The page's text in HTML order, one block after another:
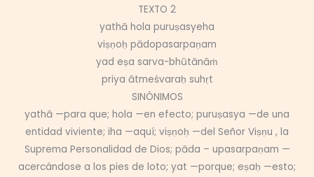
TEXTO 2
yathā hola puruṣasyeha
viṣṇoḥ pādopasarpaṇam
yad eṣa sarva-bhūtānāṁ
priya ātmeśvaraḥ suhṛt
SINÓNIMOS
yathā —para que; hola —en efecto; puruṣasya —de una
entidad viviente; iha —aquí; viṣṇoḥ —del Señor Viṣṇu , la
Suprema Personalidad de Dios; pāda – upasarpaṇam —
acercándose a los pies de loto; yat —porque; eṣaḥ —esto;